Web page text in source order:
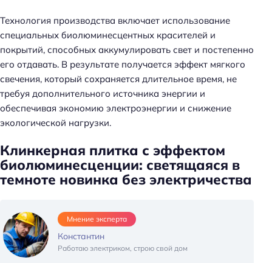
Технология производства включает использование
специальных биолюминесцентных красителей и
покрытий, способных аккумулировать свет и постепенно
его отдавать. В результате получается эффект мягкого
свечения, который сохраняется длительное время, не
требуя дополнительного источника энергии и
обеспечивая экономию электроэнергии и снижение
экологической нагрузки.
Клинкерная плитка с эффектом
биолюминесценции: светящаяся в
темноте новинка без электричества
Мнение эксперта
Константин
Работаю электриком, строю свой дом